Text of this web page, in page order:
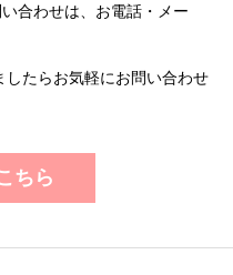
合わせは、お電話・メー
したらお気軽にお問い合わせ
ちら